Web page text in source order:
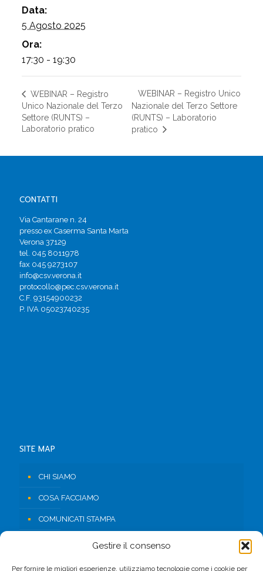
Gestire il consenso
Per fornire le migliori esperienze, utilizziamo tecnologie come i cookie per
Data:
5 Agosto 2025
Ora:
17:30 - 19:30
WEBINAR – Registro
Unico Nazionale del Terzo
Settore (RUNTS) –
Laboratorio pratico
WEBINAR – Registro Unico
Nazionale del Terzo Settore
(RUNTS) – Laboratorio
pratico
CONTATTI
Via Cantarane n. 24
presso ex Caserma Santa Marta
Verona 37129
tel. 045 8011978
fax 045 9273107
info@csv.verona.it
protocollo@pec.csv.verona.it
C.F. 93154900232
P. IVA 05023740235
SITE MAP
CHI SIAMO
COSA FACCIAMO
COMUNICATI STAMPA